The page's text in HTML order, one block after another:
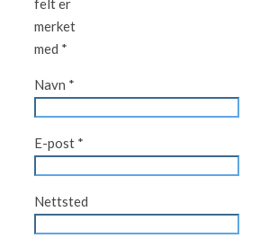
felt er
merket
med *
Navn *
E-post *
Nettsted